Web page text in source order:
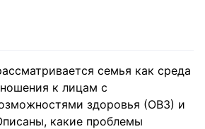
семья как среда
к лицам с
здоровья (ОВЗ) и
какие проблемы